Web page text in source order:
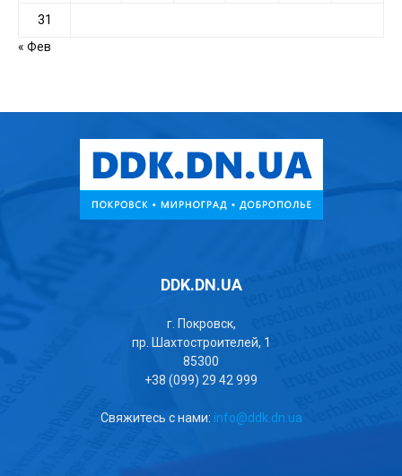
31
« Фев
DDK.DN.UA
г. Покровск,
пр. Шахтостроителей, 1
85300
+38 (099) 29 42 999
Свяжитесь с нами: info@ddk.dn.ua